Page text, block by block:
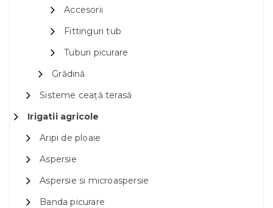
Accesorii
Fittinguri tub
Tuburi picurare
Grădină
Sisteme ceață terasă
Irigatii agricole
Aripi de ploaie
Aspersie
Aspersie si microaspersie
Banda picurare